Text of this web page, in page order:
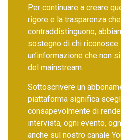
Per continuare a creare
rigore e la trasparenza
contraddistinguono,
sostegno di chi riconosce
un’informazione che non
del mainstream.
Sottoscrivere un
piattaforma significa
consapevolmente di
intervista, ogni evento,
anche sul nostro canale